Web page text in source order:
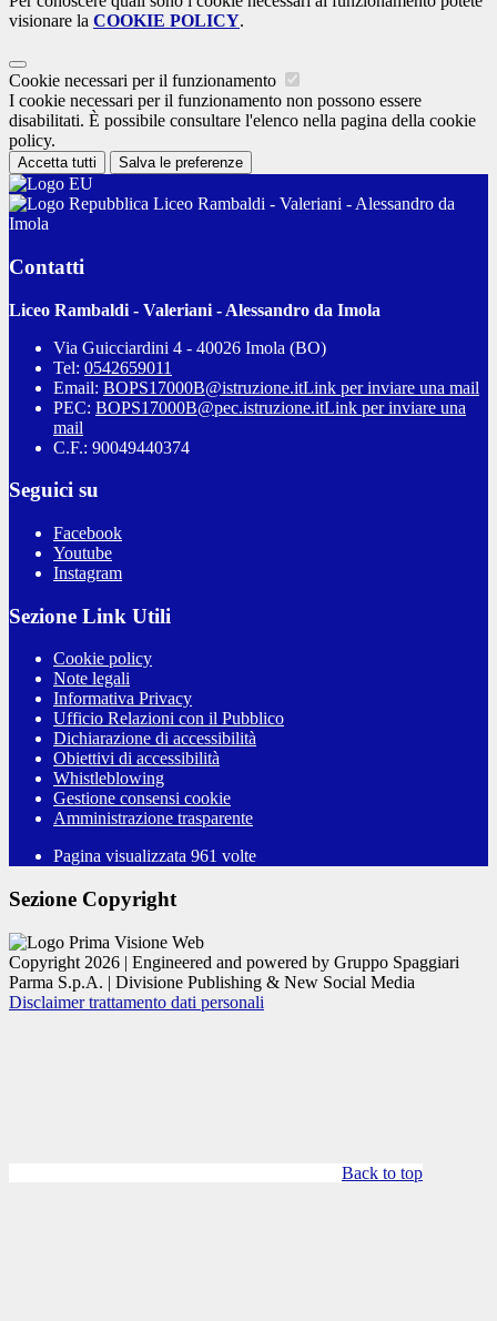
visionare la COOKIE POLICY.
Cookie necessari per il funzionamento
I cookie necessari per il funzionamento non possono essere
disabilitati. È possibile consultare l'elenco nella pagina della cookie
policy.
Accetta tutti Salva le preferenze
Liceo Rambaldi - Valeriani - Alessandro da
Imola
Contatti
Liceo Rambaldi - Valeriani - Alessandro da Imola
Via Guicciardini 4 - 40026 Imola (BO)
Tel: 0542659011
Email: BOPS17000B@istruzione.itLink per inviare una mail
PEC: BOPS17000B@pec.istruzione.itLink per inviare una
mail
C.F.: 90049440374
Seguici su
Facebook
Youtube
Instagram
Sezione Link Utili
Cookie policy
Note legali
Informativa Privacy
Ufficio Relazioni con il Pubblico
Dichiarazione di accessibilità
Obiettivi di accessibilità
Whistleblowing
Gestione consensi cookie
Amministrazione trasparente
Pagina visualizzata 961 volte
Sezione Copyright
Copyright 2026 | Engineered and powered by Gruppo Spaggiari
Parma S.p.A. | Divisione Publishing & New Social Media
Disclaimer trattamento dati personali
Back to top